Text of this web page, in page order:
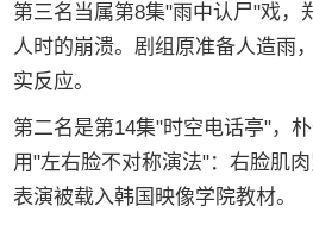
第三名当属第8集"雨中认尸"戏，
人时的崩溃。剧组原准备人造雨
实反应。
第二名是第14集"时空电话亭"，
用"左右脸不对称演法"：右脸肌
表演被载入韩国映像学院教材。